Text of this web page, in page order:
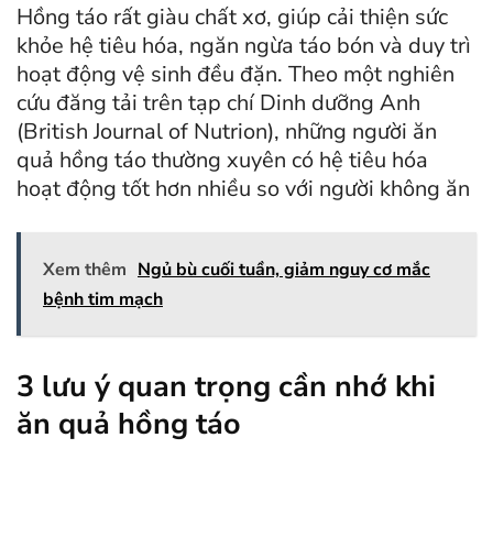
Hồng táo rất giàu chất xơ, giúp cải thiện sức
khỏe hệ tiêu hóa, ngăn ngừa táo bón và duy trì
hoạt động vệ sinh đều đặn. Theo một nghiên
cứu đăng tải trên tạp chí Dinh dưỡng Anh
(British Journal of Nutrion), những người ăn
quả hồng táo thường xuyên có hệ tiêu hóa
hoạt động tốt hơn nhiều so với người không ăn
Xem thêm Ngủ bù cuối tuần, giảm nguy cơ mắc
bệnh tim mạch
3 lưu ý quan trọng cần nhớ khi
ăn quả hồng táo